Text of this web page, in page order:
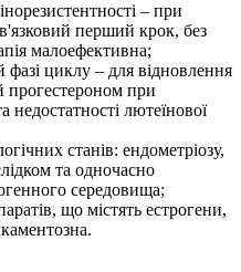
– при
перший крок, без
малоефективна;
фазі циклу – для відновлення
прогестероном при
недостатності лютеїнової
станів: ендометріозу,
та одночасно
середовища;
що містять естрогени,